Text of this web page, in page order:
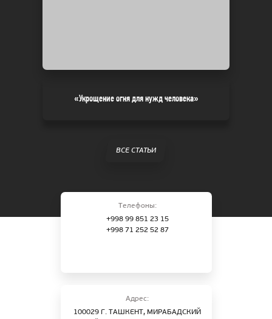
«Укрощение огня для нужд человека»
ВСЕ СТАТЬИ
Телефоны:
+998 99 851 23 15
+998 71 252 52 87
Адрес:
100029 Г. ТАШКЕНТ, МИРАБАДСКИЙ